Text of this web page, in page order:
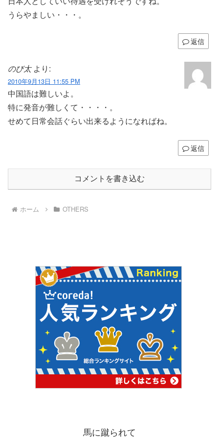
うらやましい・・・。
返信
のび太 より:
2010年9月13日 11:55 PM
中国語は難しいよ。
特に発音が難しくて・・・・。
せめて日常会話ぐらい出来るようになればね。
返信
コメントを書き込む
ホーム OTHERS
馬に蹴られて